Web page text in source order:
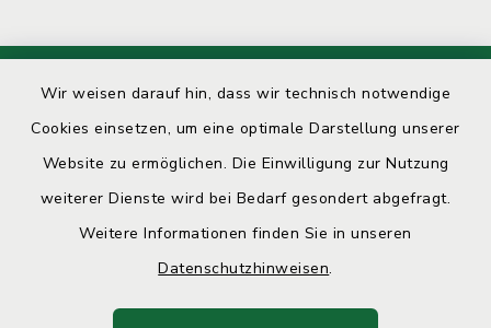
Wir weisen darauf hin, dass wir technisch notwendige
Cookies einsetzen, um eine optimale Darstellung unserer
Website zu ermöglichen. Die Einwilligung zur Nutzung
weiterer Dienste wird bei Bedarf gesondert abgefragt.
Weitere Informationen finden Sie in unseren
Datenschutzhinweisen.
Kontakt
Barrierefreiheit
Datenschutz
Impressum